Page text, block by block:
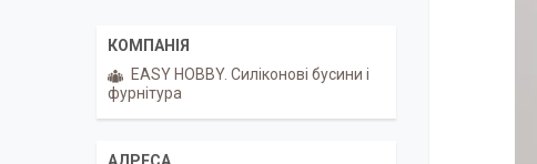
EASY HOBBY. Силіконові бусини і
фурнітура